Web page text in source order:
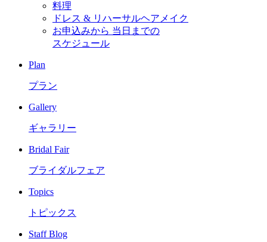
料理
ドレス & リハーサルヘアメイク
お申込みから 当日までの
スケジュール
Plan
プラン
Gallery
ギャラリー
Bridal Fair
ブライダルフェア
Topics
トピックス
Staff Blog